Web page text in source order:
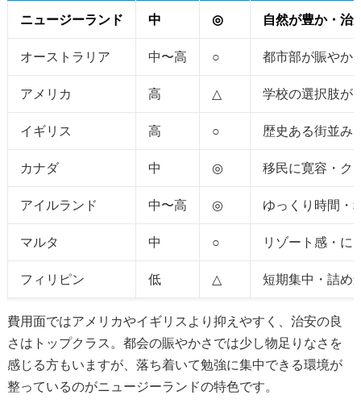
ニュージーランド 中 ◎ 自然が豊か・治
オーストラリア 中〜高 ○ 都市部が賑やか
アメリカ 高 △ 学校の選択肢が
イギリス 高 ○ 歴史ある街並み
カナダ 中 ◎ 移民に寛容・ク
アイルランド 中〜高 ◎ ゆっくり時間・
マルタ 中 ○ リゾート感・に
フィリピン 低 △ 短期集中・詰め
費用面ではアメリカやイギリスより抑えやすく、治安の良
さはトップクラス。都会の賑やかさでは少し物足りなさを
感じる方もいますが、落ち着いて勉強に集中できる環境が
整っているのがニュージーランドの特色です。